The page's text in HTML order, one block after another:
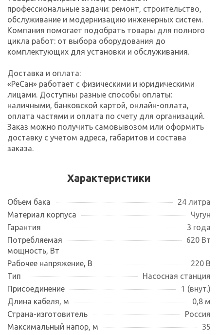
профессиональные задачи: ремонт, строительство,
обслуживание и модернизацию инженерных систем.
Компания помогает подобрать товары для полного
цикла работ: от выбора оборудования до
комплектующих для установки и обслуживания.
Доставка и оплата:
«РеСан» работает с физическими и юридическими
лицами. Доступны разные способы оплаты:
наличными, банковской картой, онлайн-оплата,
оплата частями и оплата по счету для организаций.
Заказ можно получить самовывозом или оформить
доставку с учетом адреса, габаритов и состава
заказа.
Характеристики
Объем бака
24 литра
Материал корпуса
Чугун
Гарантия
3 года
Потребляемая
мощность, Вт
620 Вт
Рабочее напряжение, В
220 В
Тип
Насосная станция
Присоединение
1 (внут.)
Длина кабеля, м
0,8 м
Страна-изготовитель
Россия
Максимальный напор, м
35